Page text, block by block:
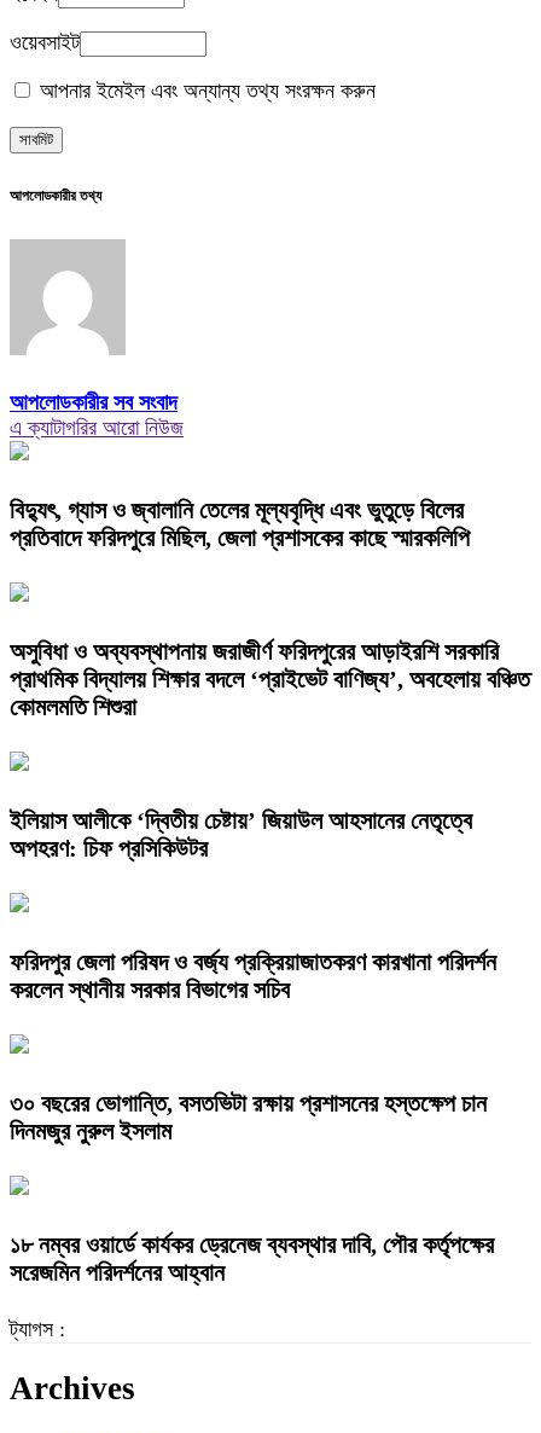
ওয়েবসাইট
আপনার ইমেইল এবং অন্যান্য তথ্য সংরক্ষন করুন
আপলোডকারীর তথ্য
আপলোডকারীর সব সংবাদ
এ ক্যাটাগরির আরো নিউজ
বিদ্যুৎ, গ্যাস ও জ্বালানি তেলের মূল্যবৃদ্ধি এবং ভুতুড়ে বিলের
প্রতিবাদে ফরিদপুরে মিছিল, জেলা প্রশাসকের কাছে স্মারকলিপি
অসুবিধা ও অব্যবস্থাপনায় জরাজীর্ণ ফরিদপুরের আড়াইরশি সরকারি
প্রাথমিক বিদ্যালয় শিক্ষার বদলে ‘প্রাইভেট বাণিজ্য’, অবহেলায় বঞ্চিত
কোমলমতি শিশুরা
ইলিয়াস আলীকে ‘দ্বিতীয় চেষ্টায়’ জিয়াউল আহসানের নেতৃত্বে
অপহরণ: চিফ প্রসিকিউটর
ফরিদপুর জেলা পরিষদ ও বর্জ্য প্রক্রিয়াজাতকরণ কারখানা পরিদর্শন
করলেন স্থানীয় সরকার বিভাগের সচিব
৩০ বছরের ভোগান্তি, বসতভিটা রক্ষায় প্রশাসনের হস্তক্ষেপ চান
দিনমজুর নুরুল ইসলাম
১৮ নম্বর ওয়ার্ডে কার্যকর ড্রেনেজ ব্যবস্থার দাবি, পৌর কর্তৃপক্ষের
সরেজমিন পরিদর্শনের আহ্বান
ট্যাগস :
Archives